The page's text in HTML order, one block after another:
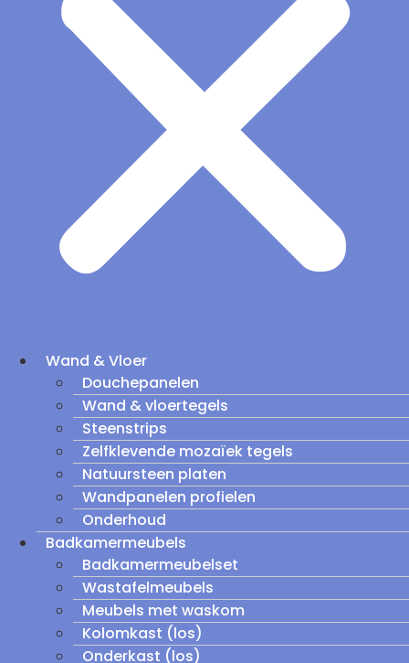
Wand & Vloer
Douchepanelen
Wand & vloertegels
Steenstrips
Zelfklevende mozaïek tegels
Natuursteen platen
Wandpanelen profielen
Onderhoud
Badkamermeubels
Badkamermeubelset
Wastafelmeubels
Meubels met waskom
Kolomkast (los)
Onderkast (los)